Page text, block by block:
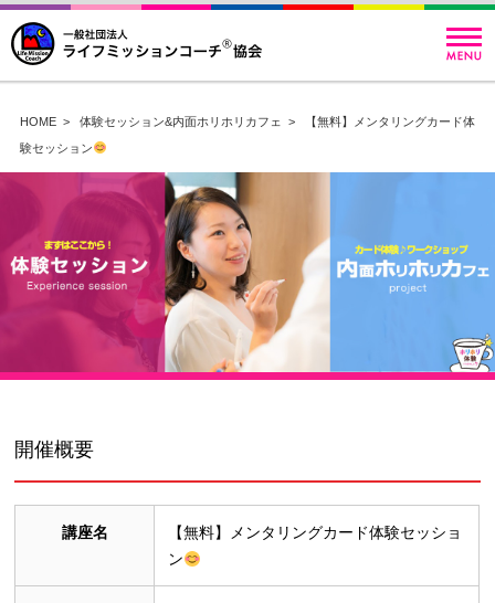
HOME> 体験セッション&内面ホリホリカフェ >
【無料】メンタリングカード体
験セッション
開催概要
講座名
【無料】メンタリングカード体験セッショ
ン